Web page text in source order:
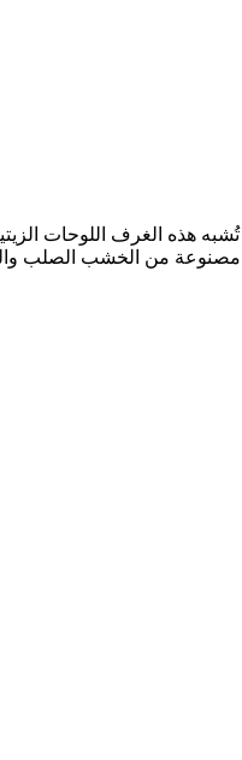
الغرف اللوحات الزيتية
مصنوعة من الخشب الصلب